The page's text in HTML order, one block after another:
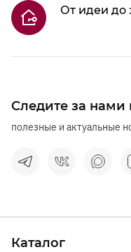
Следите за нами
полезные и актуальные
От идеи до
Каталог